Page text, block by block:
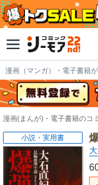
漫画（マンガ）・電子書籍
漫画(まんが)・電子書籍のコ
小説・実用書